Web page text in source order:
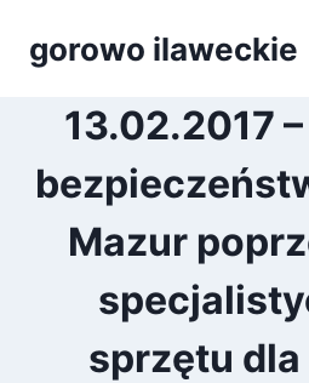
gorowo ilaweckie
13.02.2017
Mazur
sprzętu